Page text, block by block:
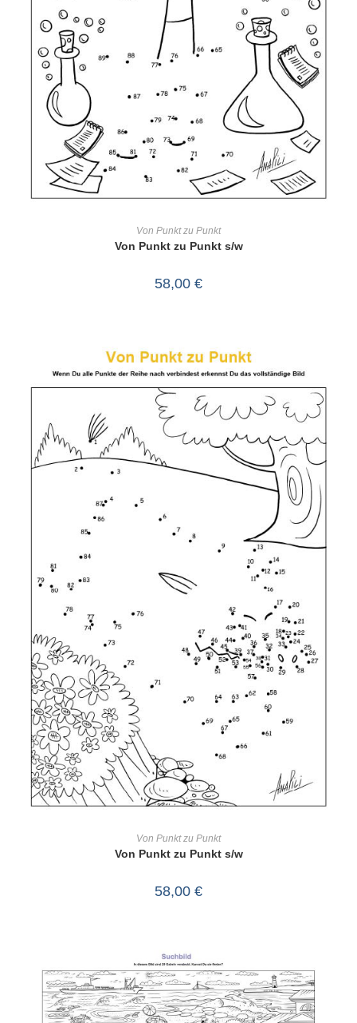
Von Punkt zu Punkt
Von Punkt zu Punkt s/w
58,00 €
Von Punkt zu Punkt
Von Punkt zu Punkt s/w
58,00 €